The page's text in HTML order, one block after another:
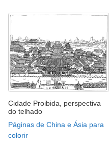
Cidade Proibida, perspectiva
do telhado
Páginas de China e Ásia para
colorir